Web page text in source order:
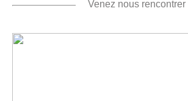
Venez nous rencontrer